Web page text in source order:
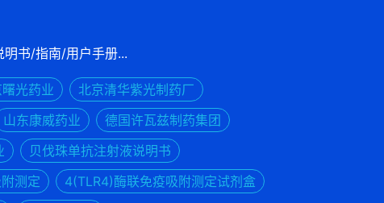
书/指南/用户手册...
光药业
北京清华紫光制药厂
山东康威药业
德国许瓦兹制药集团
贝伐珠单抗注射液说明书
测定
4(TLR4)酶联免疫吸附测定试剂盒